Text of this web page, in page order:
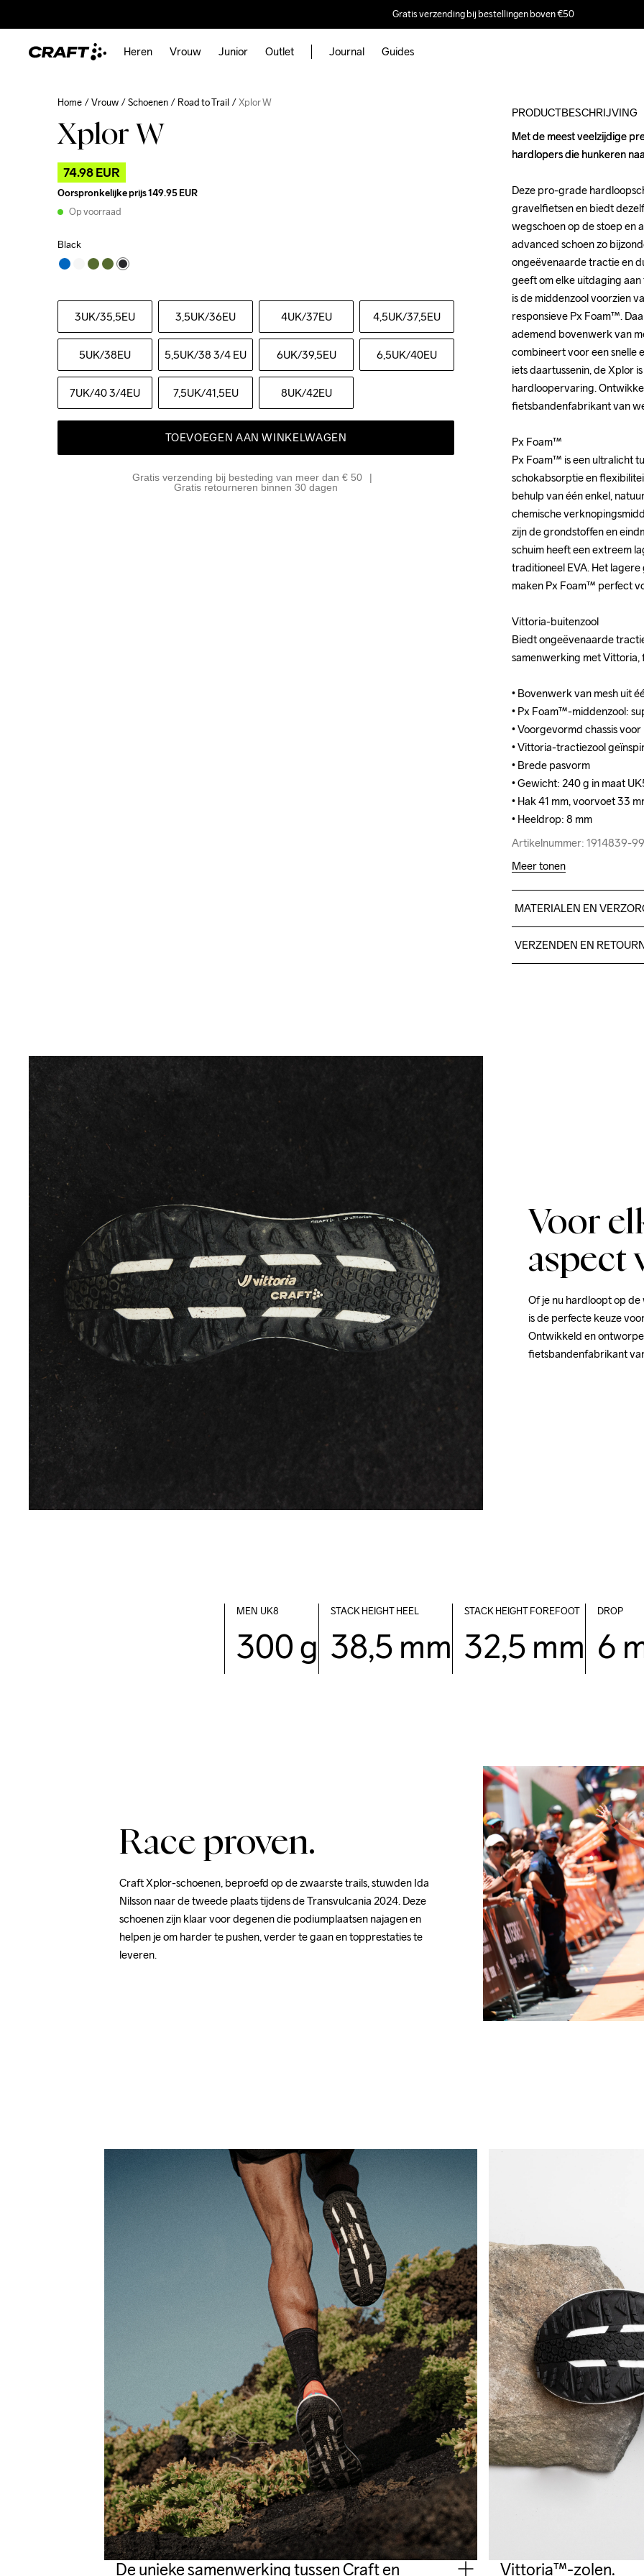
Gratis verzending bij bestellingen boven €50
Heren Vrouw Junior Outlet Journal Guides
Home Vrouw Schoenen Road to Trail Xplor W
Xplor W
74.98 EUR
Oorspronkelijke prijs149.95 EUR
Op voorraad
Black
3UK/35,5EU 3,5UK/36EU 4UK/37EU 4,5UK/37,5EU
5UK/38EU 5,5UK/38 3/4 EU 6UK/39,5EU 6,5UK/40EU
7UK/40 3/4EU 7,5UK/41,5EU 8UK/42EU
TOEVOEGEN AAN WINKELWAGEN
Gratis verzending bij besteding van meer dan € 50
Gratis retourneren binnen 30 dagen
PRODUCTBESCHRIJVING
Met de meest veelzijdige
hardlopers die hunkeren
Deze pro-grade
gravelfietsen en biedt
wegschoen op de stoep en
advanced schoen zo
ongeëvenaarde tractie en
geeft om elke uitdaging
is de middenzool voorzien
responsieve Px Foam™.
ademend bovenwerk van
combineert voor een snelle
iets daartussenin, de Xplor
hardloopervaring.
fietsbandenfabrikant van
Px Foam™
Px Foam™ is een ultralicht
schokabsorptie en
behulp van één enkel,
chemische
zijn de grondstoffen en
schuim heeft een extreem
traditioneel EVA. Het
maken Px Foam™ perfect
Vittoria-buitenzool
Biedt ongeëvenaarde
samenwerking met
• Bovenwerk van mesh uit
• Px Foam™-middenzool:
• Voorgevormd chassis
• Vittoria-tractiezool
• Brede pasvorm
• Gewicht: 240 g in maat
• Hak 41 mm, voorvoet 33
• Heeldrop: 8 mm
Artikelnummer: 1914839-
Met de meest veelzijdige
hardlopers die hunkeren
Deze pro-grade
gravelfietsen en biedt
wegschoen op de stoep en
advanced schoen zo
ongeëvenaarde tractie en
geeft om elke uitdaging
is de middenzool voorzien
responsieve Px Foam™.
ademend bovenwerk van
combineert voor een snelle
iets daartussenin, de Xplor
hardloopervaring.
fietsbandenfabrikant van
Px Foam™
Px Foam™ is een ultralicht
schokabsorptie en
behulp van één enkel,
chemische
zijn de grondstoffen en
schuim heeft een extreem
traditioneel EVA. Het
maken Px Foam™ perfect
Vittoria-buitenzool
Biedt ongeëvenaarde
samenwerking met
• Bovenwerk van mesh uit
• Px Foam™-middenzool:
• Voorgevormd chassis
• Vittoria-tractiezool
• Brede pasvorm
• Gewicht: 240 g in maat
• Hak 41 mm, voorvoet 33
• Heeldrop: 8 mm
Artikelnummer: 1914839-
Meer tonen
MATERIALEN EN
Rubber
VERZENDEN EN
Voor
aspect
Of je nu hardloopt op
is de perfecte keuze
Ontwikkeld en
fietsbandenfabrikant
MEN  UK8
300 g
STACK HEIGHT HEEL
38,5 mm
STACK HEIGHT FOREFOOT
32,5 mm
DROP
6
Race proven.
Craft Xplor-schoenen, beproefd op de zwaarste trails, stuwden Ida
Nilsson naar de tweede plaats tijdens de Transvulcania 2024. Deze
schoenen zijn klaar voor degenen die podiumplaatsen najagen en
helpen je om harder te pushen, verder te gaan en topprestaties te
leveren.
De unieke samenwerking tussen Craft en Vittoria™-zolen.